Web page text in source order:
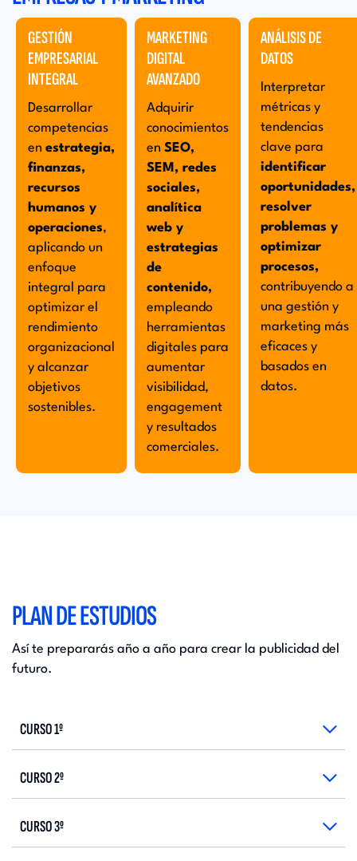
habilidades y la confianza necesarias para liderar en el
mundo empresarial del futuro.
GESTIÓN
EMPRESARIAL
INTEGRAL
Desarrollar
competencias
en estrategia,
finanzas,
recursos
humanos y
operaciones,
aplicando un
enfoque
integral para
optimizar el
rendimiento
organizacional
y alcanzar
objetivos
sostenibles.
MARKETING
DIGITAL
AVANZADO
Adquirir
conocimientos
en SEO,
SEM, redes
sociales,
analítica
web y
estrategias
de
contenido,
empleando
herramientas
digitales para
aumentar
visibilidad,
engagement
y resultados
comerciales.
ANÁLISIS DE
DATOS
Interpretar
métricas y
tendencias
clave para
identificar
oportunidades,
resolver
problemas y
optimizar
procesos,
contribuyendo a
una gestión y
marketing más
eficaces y
basados en
datos.
PLAN DE ESTUDIOS
Así te prepararás año a año para crear la publicidad del
futuro.
CURSO 1º
CURSO 2º
CURSO 3º